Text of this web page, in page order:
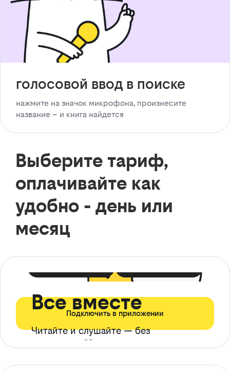
голосовой ввод в поиске
нажмите на значок микрофона, произнесите
название – и книга найдется
Выберите тариф,
оплачивайте как
удобно - день или
месяц
Все вместе
Читайте и слушайте — без
ограничений*
Подключить в приложении